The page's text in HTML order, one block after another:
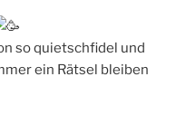
so quietschfidel und
ein Rätsel bleiben